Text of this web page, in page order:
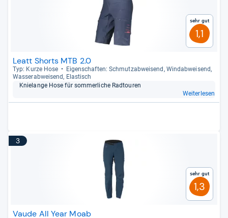
Sehr gut
1,1
Leatt Shorts MTB 2.0
Typ: Kurze Hose
Eigen­schaf­ten: Schmutz­ab­wei­send, Wind­ab­wei­send,
Was­ser­ab­wei­send, Elas­tisch
Knie­lange Hose für som­mer­li­che Rad­tou­ren
Weiterlesen
3
Sehr gut
1,3
Vaude All Year Moab